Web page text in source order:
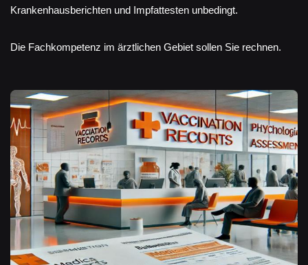
Krankenhausberichten und Impfattesten unbedingt.
Die Fachkompetenz im ärztlichen Gebiet sollen Sie rechnen.